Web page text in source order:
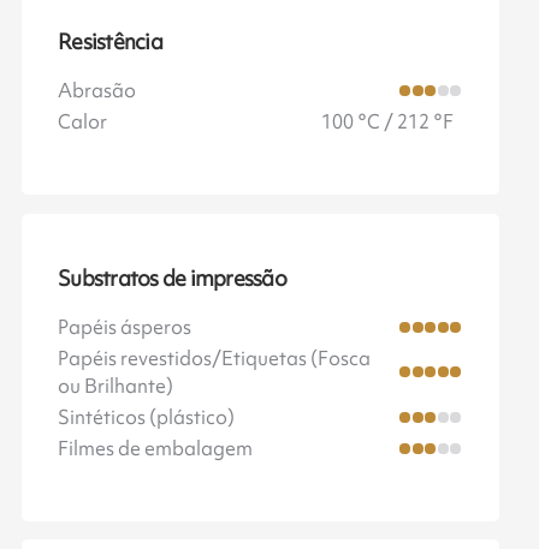
Resistência
Abrasão
Calor
100 °C / 212 °F
Substratos de impressão
Papéis ásperos
Papéis revestidos/Etiquetas (Fosca
ou Brilhante)
Sintéticos (plástico)
Filmes de embalagem